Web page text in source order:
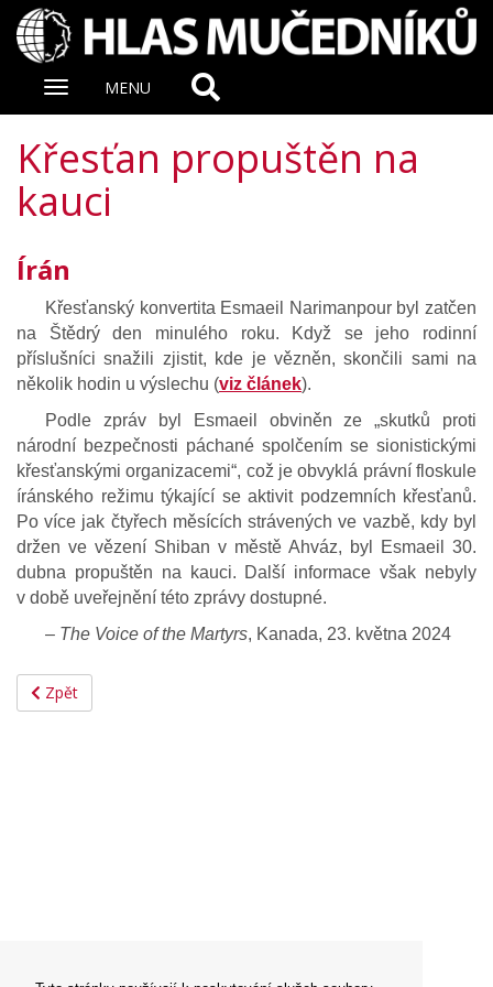
Zobrazit
MENU
Křesťan propuštěn na
kauci
Írán
Křesťanský konvertita Esmaeil Narimanpour byl zatčen
na Štědrý den minulého roku. Když se jeho rodinní
příslušníci snažili zjistit, kde je vězněn, skončili sami na
několik hodin u výslechu (viz článek).
Podle zpráv byl Esmaeil obviněn ze „skutků proti
národní bezpečnosti páchané spolčením se sionistickými
křesťanskými organizacemi“, což je obvyklá právní floskule
íránského režimu týkající se aktivit podzemních křesťanů.
Po více jak čtyřech měsících strávených ve vazbě, kdy byl
držen ve vězení Shiban v městě Ahváz, byl Esmaeil 30.
dubna propuštěn na kauci. Další informace však nebyly
v době uveřejnění této zprávy dostupné.
‒ The Voice of the Martyrs, Kanada, 23. května 2024
Zpět